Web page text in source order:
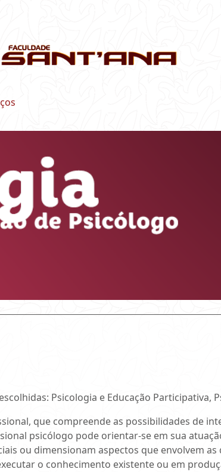
Psicologia e Educação Participativa,
que compreende as possibilidades de
psicólogo pode orientar-se em sua
ou dimensionam aspectos que envolvem as
o conhecimento existente ou em